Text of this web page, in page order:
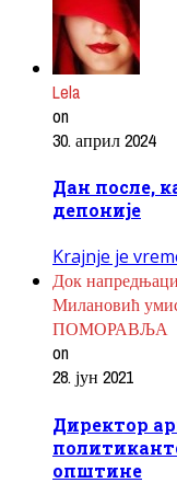
Lela
on
30. април 2024
Дан после,
депоније
Krajnje je
Док
Милановић
ПОМОРАВЉА
on
28. јун 2021
Директор
општине